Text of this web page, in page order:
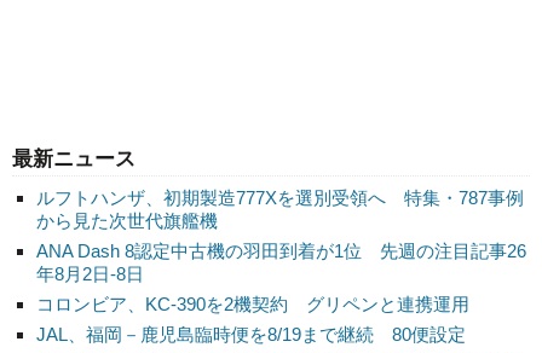
最新ニュース
ルフトハンザ、初期製造777Xを選別受領へ 特集・787事例
から見た次世代旗艦機
ANA Dash 8認定中古機の羽田到着が1位 先週の注目記事26
年8月2日-8日
コロンビア、KC-390を2機契約 グリペンと連携運用
JAL、福岡－鹿児島臨時便を8/19まで継続 80便設定